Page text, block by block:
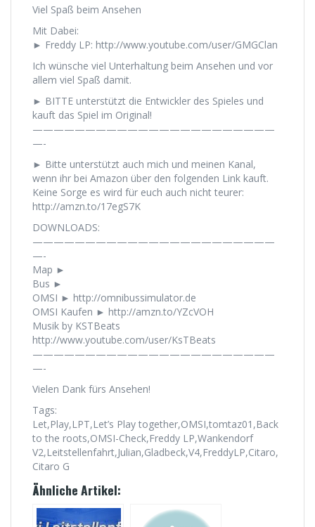
Viel Spaß beim Ansehen
Mit Dabei:
► Freddy LP: http://www.youtube.com/user/GMGClan
Ich wünsche viel Unterhaltung beim Ansehen und vor
allem viel Spaß damit.
► BITTE unterstützt die Entwickler des Spieles und
kauft das Spiel im Original!
———————————————————————
—-
► Bitte unterstützt auch mich und meinen Kanal,
wenn ihr bei Amazon über den folgenden Link kauft.
Keine Sorge es wird für euch auch nicht teurer:
http://amzn.to/17egS7K
DOWNLOADS:
———————————————————————
—-
Map ►
Bus ►
OMSI ► http://omnibussimulator.de
OMSI Kaufen ► http://amzn.to/YZcVOH
Musik by KSTBeats
http://www.youtube.com/user/KsTBeats
———————————————————————
—-
Vielen Dank fürs Ansehen!
Tags:
Let,Play,LPT,Let’s Play together,OMSI,tomtaz01,Back
to the roots,OMSI-Check,Freddy LP,Wankendorf
V2,Leitstellenfahrt,Julian,Gladbeck,V4,FreddyLP,Citaro,
Citaro G
Ähnliche Artikel: